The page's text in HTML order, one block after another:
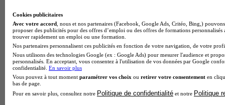
Cookies publicitaires
Avec votre accord , nous et nos partenaires (Facebook, Google Ads, Critéo, Bing,)
proposer des publicités pour des offres d’emploi ou des offres de formations
trouver rapidement un emploi ou une formation.
Nos partenaires personnalisent ces publicités en fonction de votre navigation, de votre
Nous utilisons des technologies Google (ex : Google Ads) pour mesurer l'audience et
personnalisés. En acceptant, vous consentez à l'utilisation de vos données par Google
confidentialité. En savoir plus
Vous pouvez à tout moment paramétrer vos choix ou retirer votre consentement en
bas de page.
Pour en savoir plus, consultez notre Politique de confidentialité et notre Politique